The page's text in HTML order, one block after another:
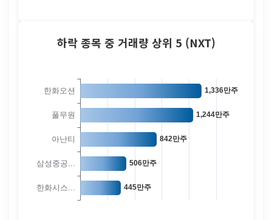
하락 종목 중 거래량 상위 5 (NXT)